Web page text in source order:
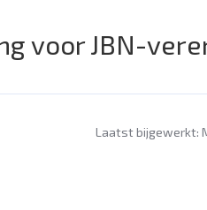
voor JBN-
Laatst bijgewerkt: